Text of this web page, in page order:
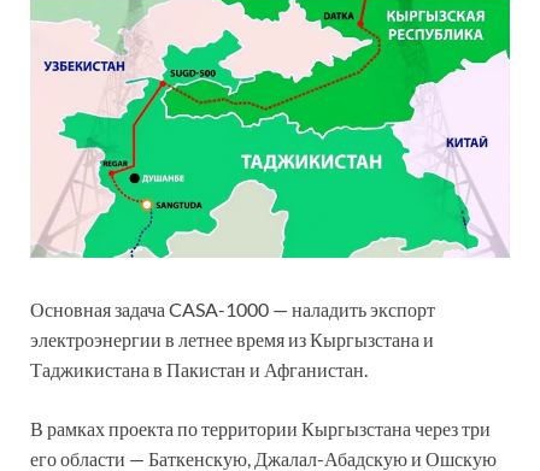
Основная задача CASA-1000 — наладить экспорт
электроэнергии в летнее время из Кыргызстана и
Таджикистана в Пакистан и Афганистан.
В рамках проекта по территории Кыргызстана через три
его области — Баткенскую, Джалал-Абадскую и Ошскую